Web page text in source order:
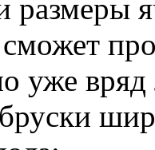
уже